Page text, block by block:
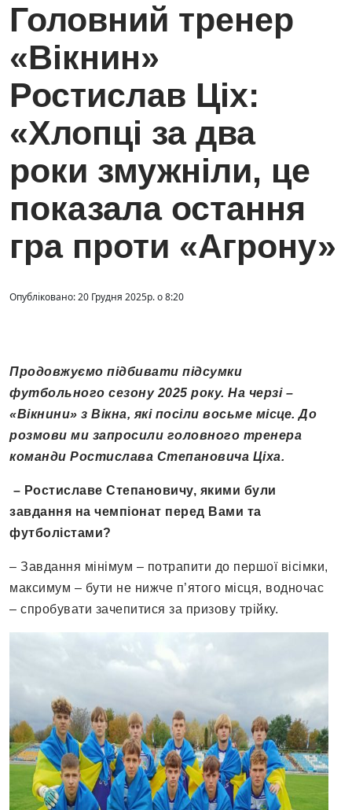
Головний тренер
«Вікнин»
Ростислав Ціх:
«Хлопці за два
роки змужніли, це
показала остання
гра проти «Агрону»
Опубліковано: 20 Грудня 2025р. о 8:20
Продовжуємо підбивати підсумки
футбольного сезону 2025 року. На черзі –
«Вікнини» з Вікна, які посіли восьме місце. До
розмови ми запросили головного тренера
команди Ростислава Степановича Ціха.
– Ростиславе Степановичу, якими були
завдання на чемпіонат перед Вами та
футболістами?
– Завдання мінімум – потрапити до першої вісімки,
максимум – бути не нижче п’ятого місця, водночас
– спробувати зачепитися за призову трійку.